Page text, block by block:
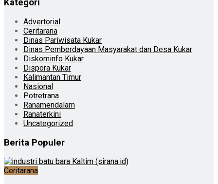
Kategori
Advertorial
Ceritarana
Dinas Pariwisata Kukar
Dinas Pemberdayaan Masyarakat dan Desa Kukar
Diskominfo Kukar
Dispora Kukar
Kalimantan Timur
Nasional
Potretrana
Ranamendalam
Ranaterkini
Uncategorized
Berita Populer
Ceritarana